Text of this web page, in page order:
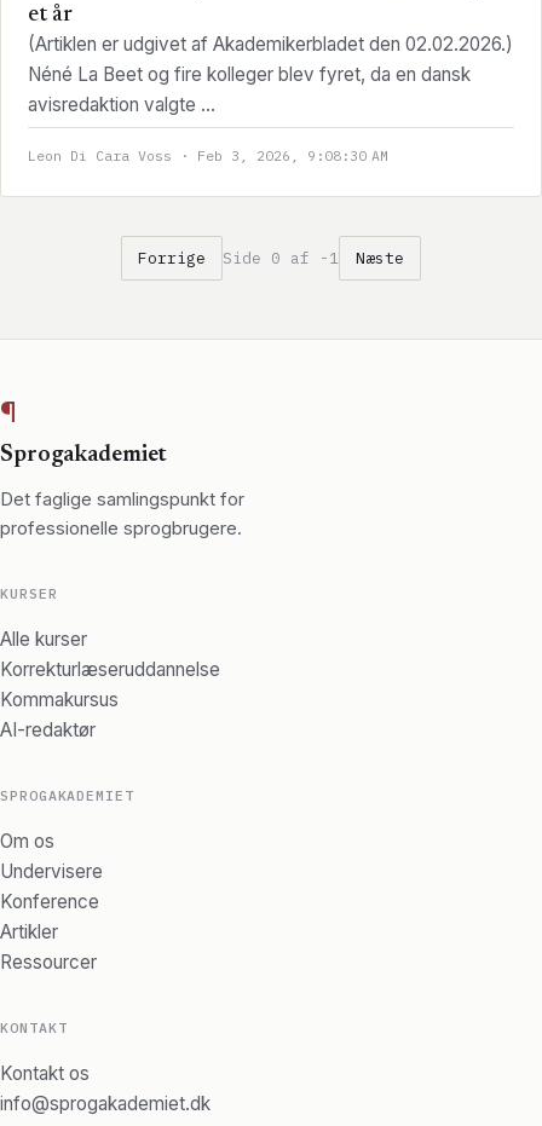
et år
(Artiklen er udgivet af Akademikerbladet den 02.02.2026.)
Néné La Beet og fire kolleger blev fyret, da en dansk
avisredaktion valgte ...
Leon Di Cara Voss · Feb 3, 2026, 9:08:30 AM
Forrige Side 0 af -1 Næste
¶
Sprogakademiet
Det faglige samlingspunkt for
professionelle sprogbrugere.
KURSER
Alle kurser
Korrekturlæseruddannelse
Kommakursus
AI-redaktør
SPROGAKADEMIET
Om os
Undervisere
Konference
Artikler
Ressourcer
KONTAKT
Kontakt os
info@sprogakademiet.dk